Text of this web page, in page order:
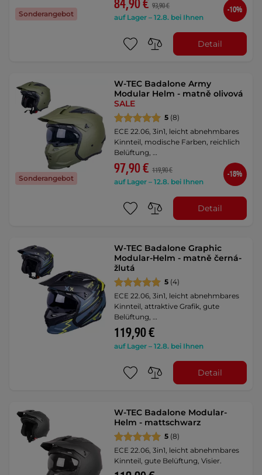
Sonderangebot
84,90 € 93,90 €
auf Lager – 12.8. bei Ihnen
-10%
Detail
Sonderangebot
W-TEC Badalone Army
Modular Helm - matně olivová
SALE
5 (8)
ECE 22.06, 3in1, leicht abnehmbares
Kinnteil, modische Farben, reichlich
Belüftung, …
97,90 € 119,90 €
auf Lager – 12.8. bei Ihnen
-18%
Detail
W-TEC Badalone Graphic
Modular-Helm - matně černá-
žlutá
5 (4)
ECE 22.06, 3in1, leicht abnehmbares
Kinnteil, attraktive Grafik, gute
Belüftung, …
119,90 €
auf Lager – 12.8. bei Ihnen
Detail
W-TEC Badalone Modular-
Helm - mattschwarz
5 (8)
ECE 22.06, 3in1, leicht abnehmbares
Kinnteil, gute Belüftung, Visier.